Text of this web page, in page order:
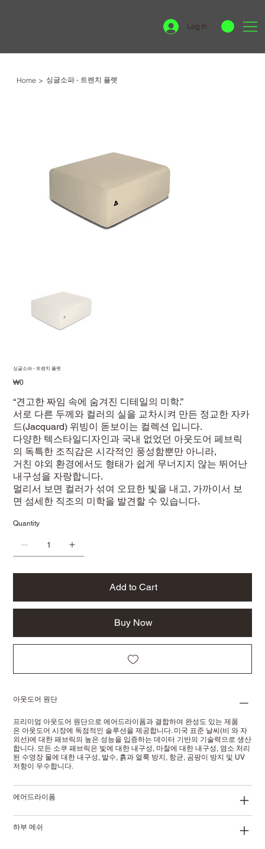
Log In
Home > 싱글소파 - 트렌치 플렛
싱글소파 - 트렌치 플렛
Price
₩0
“견고한 짜임 속에 숨겨진 디테일의 미학.”
서로 다른 두께와 컬러의 실을 교차시켜 만든 정교한 자카
드(Jacquard) 위빙이 돋보이는 컬렉션 입니다.
다양한 텍스타일디자인과 국내 없었던 아웃도어 페브릭
의 독특한 조직감은 시각적인 풍성함뿐만 아니라,
거친 야외 환경에서도 형태가 쉽게 무너지지 않는 뛰어난
내구성을 자랑합니다.
멀리서 보면 컬러가 섞여 오묘한 빛을 내고, 가까이서 보
면 섬세한 직조의 미학을 발견할 수 있습니다.
Quantity
Add to Cart
Buy Now
아웃도어 원단
프리미엄 아웃도어 원단으로 에어드라이폼과 결합하여 완성도 있는 제품
은 아웃도어 시장에 독점적인 솔루션을 제공합니다. 미국 표준 날씨(비 와 자
외선)에 대한 패브릭의 높은 성능을 입증하는 데이터 기반의 기술력으로 생산
합니다. 모든 소쿠 패브릭은 빛에 대한 내구성, 마찰에 대한 내구성, 염소 처리
된 수영장 물에 대한 내구성, 발수, 흙과 얼룩 방지, 항균, 곰팡이 방지 및 UV
저항이 우수합니다.
에어드라이폼
하부 메쉬